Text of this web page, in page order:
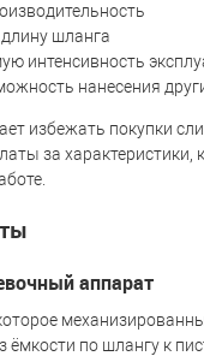
шланга
интенсивность
нанесения
избежать покупки
за характеристики,
аппарат
ёмкости по шлангу к